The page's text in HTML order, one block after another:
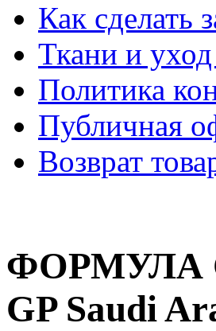
Как сделать
Ткани и
Политика
Публичная
Возврат
ФОРМУЛА
GP Saudi